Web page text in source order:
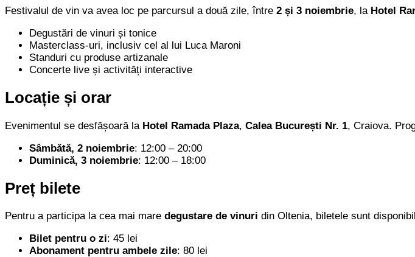
Festivalul de vin va avea loc pe parcursul a două zile, între 2 și 3 noiembrie, la Hotel
Degustări de vinuri și tonice
Masterclass-uri, inclusiv cel al lui Luca Maroni
Standuri cu produse artizanale
Concerte live și activități interactive
Locație și orar
Evenimentul se desfășoară la Hotel Ramada Plaza, Calea București Nr. 1, Craiova.
Sâmbătă, 2 noiembrie: 12:00 – 20:00
Duminică, 3 noiembrie: 12:00 – 18:00
Preț bilete
Pentru a participa la cea mai mare degustare de vinuri din Oltenia, biletele sunt
Bilet pentru o zi: 45 lei
Abonament pentru ambele zile: 80 lei